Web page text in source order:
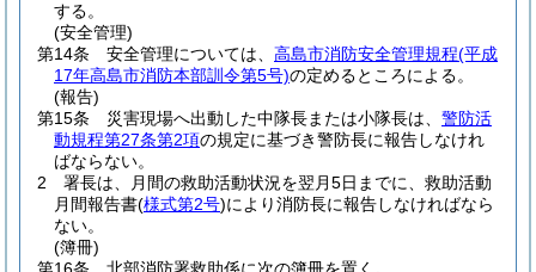
する。
(安全管理)
第14条
安全管理については、 高島市消防安全管理規程(平成
17年高島市消防本部訓令第5号)の定めるところによる。
(報告)
第15条
災害現場へ出動した中隊長または小隊長は、 警防活
動規程第27条第2項の規定に基づき警防長に報告しなけれ
ばならない。
2
署長は、月間の救助活動状況を翌月5日までに、救助活動
月間報告書(様式第2号)により消防長に報告しなければなら
ない。
(簿冊)